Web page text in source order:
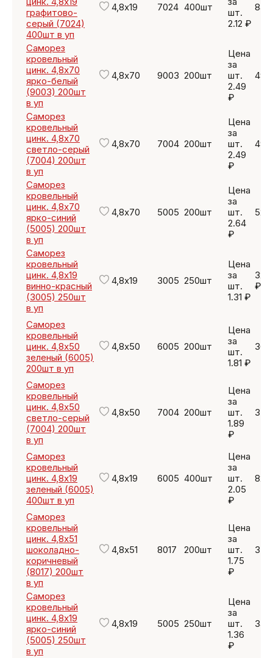
графитово-
серый (7024)
400шт в уп
4,8х19 7024 400шт
шт.
2.12 ₽
Саморез
кровельный
цинк. 4,8х70
ярко-белый
(9003) 200шт
в уп
4,8х70 9003 200шт
Цена
за
шт.
2.49
₽
Саморез
кровельный
цинк. 4,8х70
светло-серый
(7004) 200шт
в уп
4,8х70 7004 200шт
Цена
за
шт.
2.49
₽
Саморез
кровельный
цинк. 4,8х70
ярко-синий
(5005) 200шт
в уп
4,8х70 5005 200шт
Цена
за
шт.
2.64
₽
Саморез
кровельный
цинк. 4,8х19
винно-красный
(3005) 250шт
в уп
4,8х19 3005 250шт
Цена
за
шт.
1.31 ₽
₽
Саморез
кровельный
цинк. 4,8х50
зеленый (6005)
200шт в уп
4,8х50 6005 200шт
Цена
за
шт.
1.81 ₽
Саморез
кровельный
цинк. 4,8х50
светло-серый
(7004) 200шт
в уп
4,8х50 7004 200шт
Цена
за
шт.
1.89
₽
Саморез
кровельный
цинк. 4,8х19
зеленый (6005)
400шт в уп
4,8х19 6005 400шт
Цена
за
шт.
2.05
₽
Саморез
кровельный
цинк. 4,8х51
шоколадно-
коричневый
(8017) 200шт
в уп
4,8х51 8017 200шт
Цена
за
шт.
1.75
₽
Саморез
кровельный
цинк. 4,8х19
ярко-синий
(5005) 250шт
в уп
4,8х19 5005 250шт
Цена
за
шт.
1.36
₽